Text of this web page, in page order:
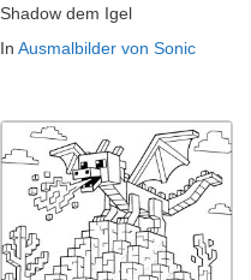
Shadow dem Igel
In Ausmalbilder von Sonic